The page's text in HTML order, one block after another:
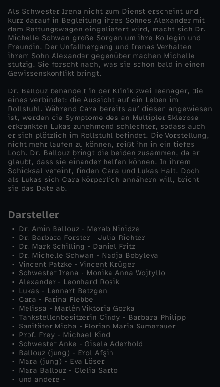
r
k
a
h
o
l
i
c
Als Schwester Irena nicht zum Dienst erscheint und
kurz darauf in Begleitung ihres Sohnes Alexander mit
dem Rettungswagen eingeliefert wird, macht sich Dr.
Michelle Schwan große Sorgen um ihre Kollegin und
Freundin. Der Unfallhergang und Irenas Verhalten
ihrem Sohn Alexander gegenüber machen Michelle
stutzig. Sie forscht nach, was sie schon bald in einen
Gewissenskonflikt bringt.
Dr. Ballouz behandelt in der Klinik zwei Teenager, die
eines verbindet: die Aussicht auf ein Leben im
Rollstuhl. Während Cara bereits auf diesen angewiesen
ist, werden die Symptome des an Multipler Sklerose
erkrankten Lukas zunehmend schlechter, sodass auch
er sich plötzlich im Rollstuhl befindet. Die Vorstellung,
nicht mehr laufen zu können, reißt ihn in ein tiefes
Loch. Dr. Ballouz bringt die beiden zusammen, da er
glaubt, dass sie einander helfen können. In ihrem
Schicksal vereint, finden Cara und Lukas Halt. Doch
als Lukas sich Cara körperlich annähern will, bricht
sie das Date ab.
Darsteller
Dr. Amin Ballouz - Merab Ninidze
Dr. Barbara Forster - Julia Richter
Dr. Mark Schilling - Daniel Fritz
Dr. Michelle Schwan - Nadja Bobyleva
Vincent Patzke - Vincent Krüger
Schwester Irena - Monika Anna Wojtyllo
Alexander - Leonhard Rosik
Lukas - Lennart Betzgen
Cara - Farina Flebbe
Melissa - Marlén Viktoria Gorka
Tankstellenbesitzerin Cindy - Barbara Philipp
Sanitäter Micha - Florian Maria Sumerauer
Prof. Frey - Michael Kind
Schwester Anke - Gisela Aderhold
Ballouz (jung) - Erol Afşin
Mara (jung) - Eva Löser
Mara Ballouz - Clelia Sarto
und andere -